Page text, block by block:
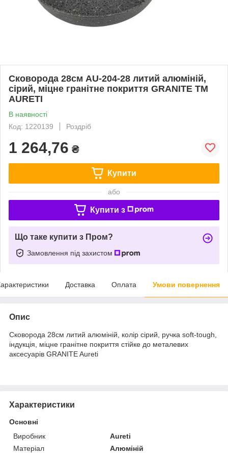
Сковорода 28см AU-204-28 литий алюміній,
сірий, міцне гранітне покриття GRANITE ТМ
AURETI
В наявності
Код: 1220139
Роздріб
1 264,76 ₴
Купити
або
Купити з
Що таке купити з Пром?
Замовлення під захистом
Доставка Оплата Умови повернення
Опис
Сковорода 28см литий алюміній, колір сірий, ручка soft-tough,
індукція, міцне гранітне покриття стійке до металевих
аксесуарів GRANITE Aureti
Характеристики
Основні
Виробник
Aureti
Матеріал
Алюміній